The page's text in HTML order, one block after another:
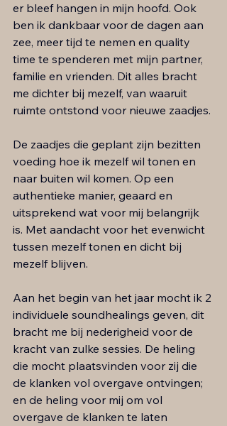
er bleef hangen in mijn hoofd. Ook
ben ik dankbaar voor de dagen aan
zee, meer tijd te nemen en quality
time te spenderen met mijn partner,
familie en vrienden. Dit alles bracht
me dichter bij mezelf, van waaruit
ruimte ontstond voor nieuwe zaadjes.
De zaadjes die geplant zijn bezitten
voeding hoe ik mezelf wil tonen en
naar buiten wil komen. Op een
authentieke manier, geaard en
uitsprekend wat voor mij belangrijk
is. Met aandacht voor het evenwicht
tussen mezelf tonen en dicht bij
mezelf blijven.
Aan het begin van het jaar mocht ik 2
individuele soundhealings geven, dit
bracht me bij nederigheid voor de
kracht van zulke sessies. De heling
die mocht plaatsvinden voor zij die
de klanken vol overgave ontvingen;
en de heling voor mij om vol
overgave de klanken te laten